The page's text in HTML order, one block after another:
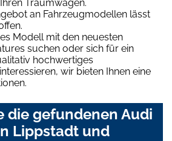
Traumwagen.
an Fahrzeugmodellen lässt
Modell mit den neuesten
suchen oder sich für ein
hochwertiges
wir bieten Ihnen eine
die gefundenen Audi
Lippstadt und